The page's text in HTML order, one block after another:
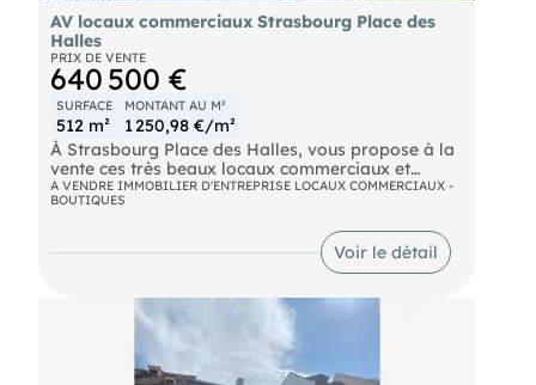
AV locaux commerciaux Strasbourg Place des
Halles
PRIX DE VENTE
640 500 €
SURFACE
512 m²
MONTANT AU M²
1 250,98 €/m²
À Strasbourg Place des Halles, vous propose à la
vente ces très beaux locaux commerciaux et
professionnels de 512m2 au 10e étage avec
ascenseur de la Tour Sébastopol. Vue imprenable
sur la ville et la Forêt Noire. Idéal profession
A VENDRE IMMOBILIER D'ENTREPRISE LOCAUX COMMERCIAUX -
BOUTIQUES
Voir le détail